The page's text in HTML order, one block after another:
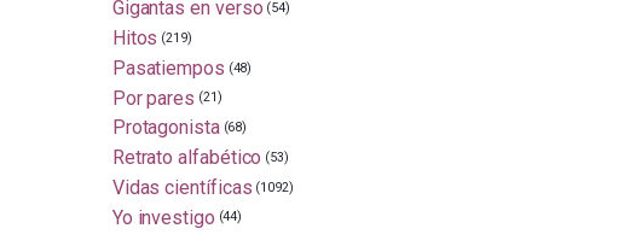
Gigantas en verso (54)
Hitos (219)
Pasatiempos (48)
Por pares (21)
Protagonista (68)
Retrato alfabético (53)
Vidas científicas (1092)
Yo investigo (44)